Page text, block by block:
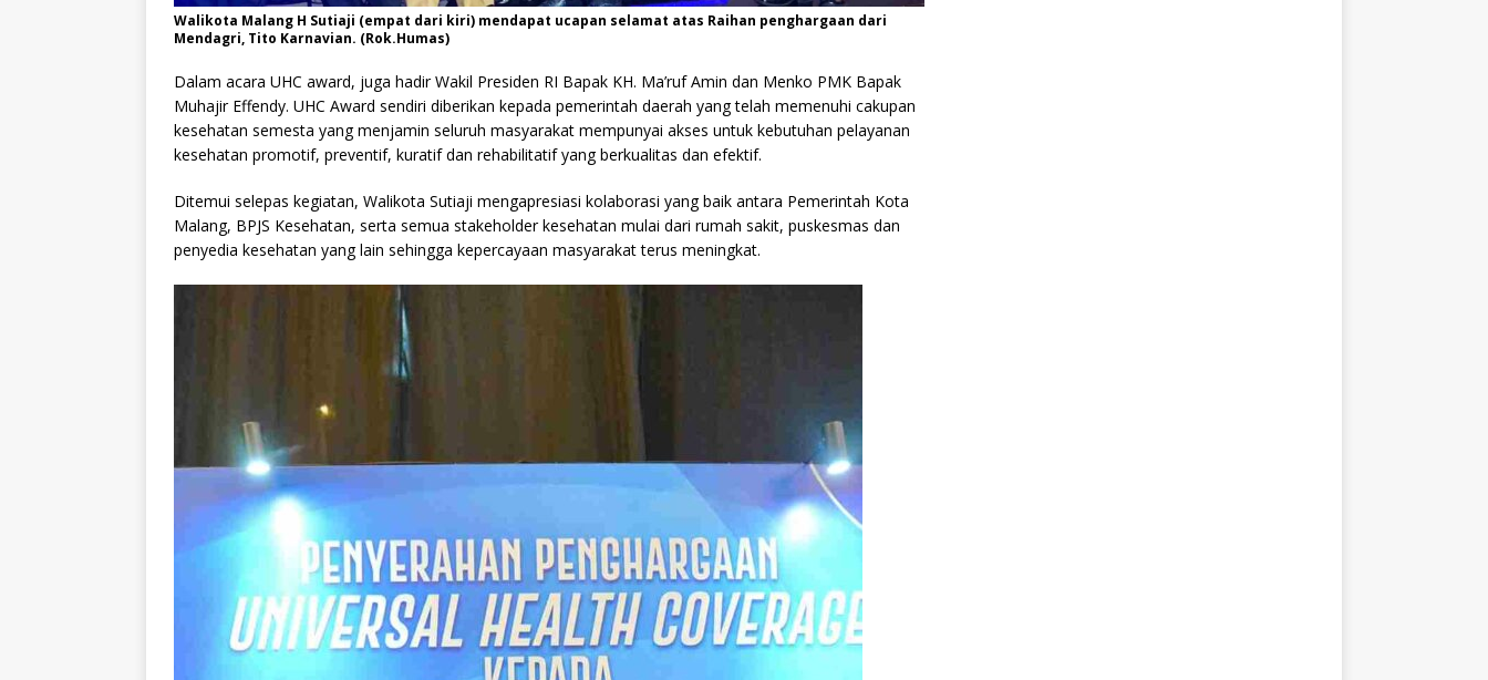
Walikota Malang H Sutiaji (empat dari kiri) mendapat ucapan selamat atas Raihan penghargaan dari
Mendagri, Tito Karnavian. (Rok.Humas)
Dalam acara UHC award, juga hadir Wakil Presiden RI Bapak KH. Ma’ruf Amin dan Menko PMK Bapak
Muhajir Effendy. UHC Award sendiri diberikan kepada pemerintah daerah yang telah memenuhi cakupan
kesehatan semesta yang menjamin seluruh masyarakat mempunyai akses untuk kebutuhan pelayanan
kesehatan promotif, preventif, kuratif dan rehabilitatif yang berkualitas dan efektif.
Ditemui selepas kegiatan, Walikota Sutiaji mengapresiasi kolaborasi yang baik antara Pemerintah Kota
Malang, BPJS Kesehatan, serta semua stakeholder kesehatan mulai dari rumah sakit, puskesmas dan
penyedia kesehatan yang lain sehingga kepercayaan masyarakat terus meningkat.